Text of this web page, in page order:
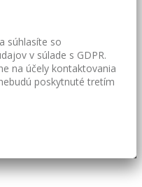
súhlasíte so
v súlade s GDPR.
na účely kontaktovania
poskytnuté tretím